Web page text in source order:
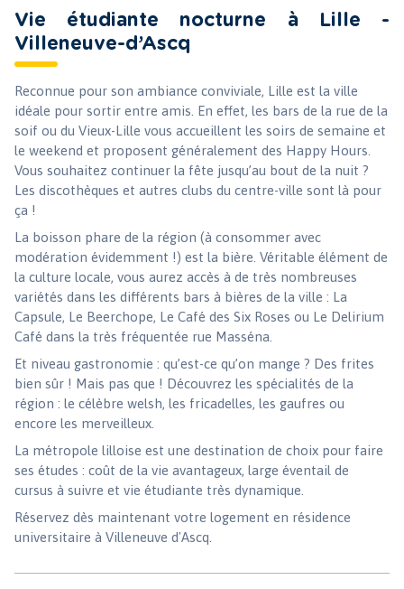
Vie étudiante nocturne à Lille -
Villeneuve-d’Ascq
Reconnue pour son ambiance conviviale, Lille est la ville
idéale pour sortir entre amis. En effet, les bars de la rue de la
soif ou du Vieux-Lille vous accueillent les soirs de semaine et
le weekend et proposent généralement des Happy Hours.
Vous souhaitez continuer la fête jusqu’au bout de la nuit ?
Les discothèques et autres clubs du centre-ville sont là pour
ça !
La boisson phare de la région (à consommer avec
modération évidemment !) est la bière. Véritable élément de
la culture locale, vous aurez accès à de très nombreuses
variétés dans les différents bars à bières de la ville : La
Capsule, Le Beerchope, Le Café des Six Roses ou Le Delirium
Café dans la très fréquentée rue Masséna.
Et niveau gastronomie : qu’est-ce qu’on mange ? Des frites
bien sûr ! Mais pas que ! Découvrez les spécialités de la
région : le célèbre welsh, les fricadelles, les gaufres ou
encore les merveilleux.
La métropole lilloise est une destination de choix pour faire
ses études : coût de la vie avantageux, large éventail de
cursus à suivre et vie étudiante très dynamique.
Réservez dès maintenant votre logement en résidence
universitaire à Villeneuve d'Ascq.